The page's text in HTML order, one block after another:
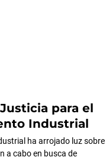
para el
Industrial
ha arrojado luz sobre
a cabo en busca de